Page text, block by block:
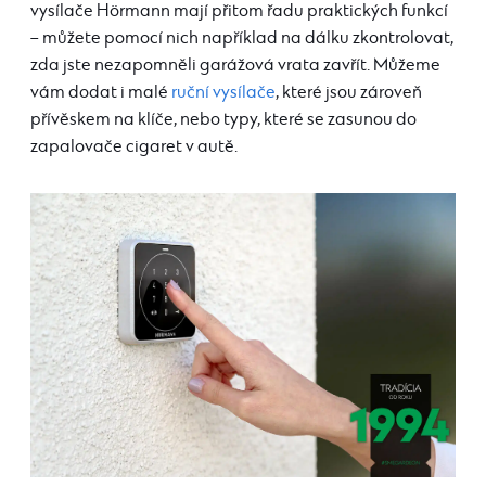
vysílače Hörmann mají přitom řadu praktických funkcí
– můžete pomocí nich například na dálku zkontrolovat,
zda jste nezapomněli garážová vrata zavřít. Můžeme
vám dodat i malé ruční vysílače, které jsou zároveň
přívěskem na klíče, nebo typy, které se zasunou do
zapalovače cigaret v autě.